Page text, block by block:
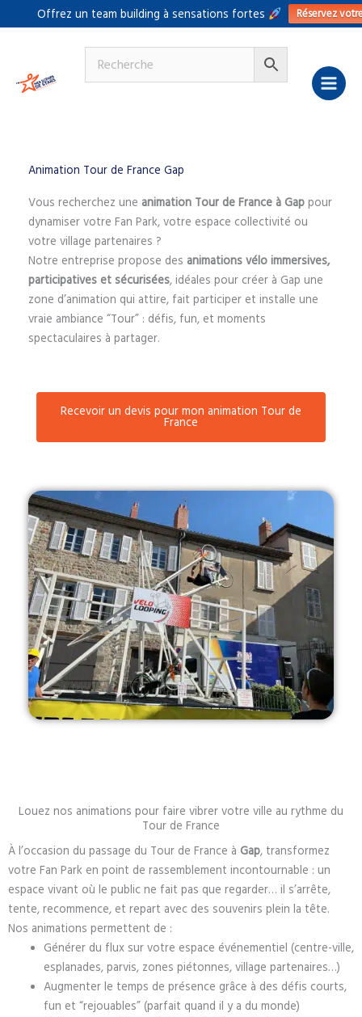
Offrez un team building à sensations fortes Réservez
au
Animation Tour de France Gap
Vous recherchez une animation Tour de France à Gap pour
dynamiser votre Fan Park, votre espace collectivité ou
votre village partenaires ?
Notre entreprise propose des animations vélo immersives,
participatives et sécurisées, idéales pour créer à Gap une
zone d’animation qui attire, fait participer et installe une
vraie ambiance “Tour” : défis, fun, et moments
spectaculaires à partager.
Recevoir un devis pour mon animation Tour de
France
Louez nos animations pour faire vibrer votre ville au rythme du
Tour de France
À l’occasion du passage du Tour de France à Gap, transformez
votre Fan Park en point de rassemblement incontournable : un
espace vivant où le public ne fait pas que regarder… il s’arrête,
tente, recommence, et repart avec des souvenirs plein la tête.
Nos animations permettent de :
Générer du flux sur votre espace événementiel (centre-ville,
esplanades, parvis, zones piétonnes, village partenaires…)
Augmenter le temps de présence grâce à des défis courts,
fun et “rejouables” (parfait quand il y a du monde)